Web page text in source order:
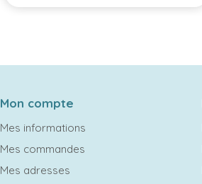
Mon compte
Mes informations
Mes commandes
Mes adresses